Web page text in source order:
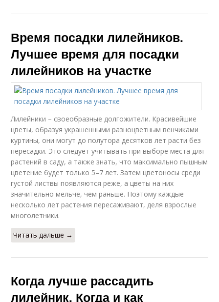
Время посадки лилейников.
Лучшее время для посадки
лилейников на участке
Лилейники – своеобразные долгожители. Красивейшие
цветы, образуя украшенными разноцветным венчиками
куртины, они могут до полутора десятков лет расти без
пересадки. Это следует учитывать при выборе места для
растений в саду, а также знать, что максимально пышным
цветение будет только 5–7 лет. Затем цветоносы среди
густой листвы появляются реже, а цветы на них
значительно мельче, чем раньше. Поэтому каждые
несколько лет растения пересаживают, деля взрослые
многолетники.
Читать дальше →
Когда лучше рассадить
лилейник. Когда и как